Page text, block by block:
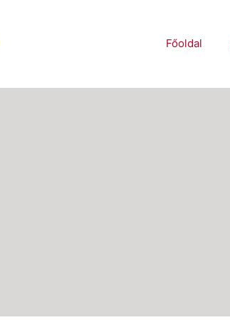
Főoldal